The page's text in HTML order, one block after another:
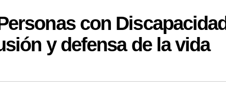
con Discapacidad
y defensa de la vida